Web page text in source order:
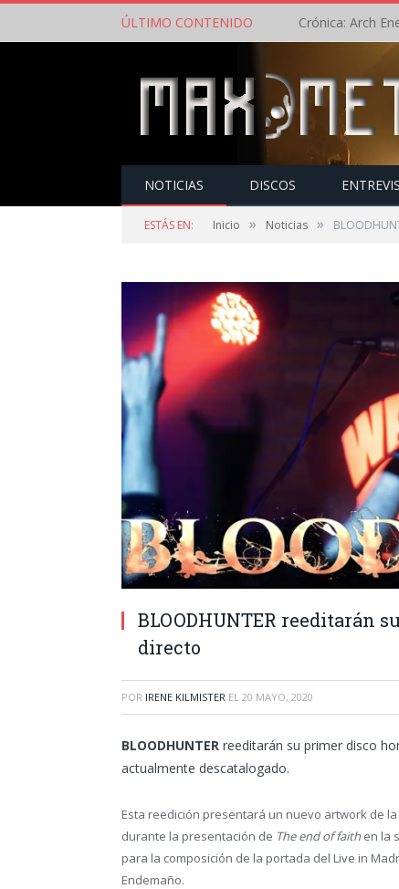
ÚLTIMO CONTENIDO
NOTICIAS DISCOS
ESTÁS EN: Inicio » Noticias »
BLOODHUNTER reeditarán
directo
POR IRENE KILMISTER EL 20 MAYO, 2020
BLOODHUNTER reeditarán su primer disco
actualmente descatalogado.
Esta reedición presentará un nuevo artwork de
durante la presentación de The end of faithen la
para la composición de la portada del Live in
Endemaño.